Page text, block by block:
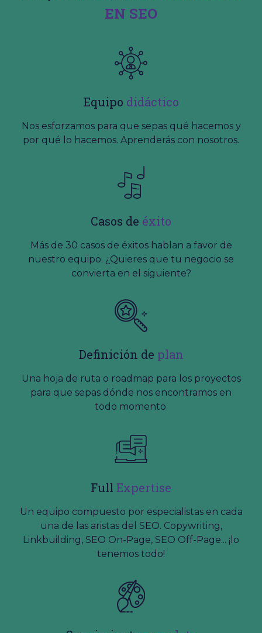
EN SEO
Equipo didáctico
Nos esforzamos para que sepas qué hacemos y
por qué lo hacemos. Aprenderás con nosotros.
Casos de éxito
Más de 30 casos de éxitos hablan a favor de
nuestro equipo. ¿Quieres que tu negocio se
convierta en el siguiente?
Definición de plan
Una hoja de ruta o roadmap para los proyectos
para que sepas dónde nos encontramos en
todo momento.
Full Expertise
Un equipo compuesto por especialistas en cada
una de las aristas del SEO. Copywriting,
Linkbuilding, SEO On-Page, SEO Off-Page... ¡lo
tenemos todo!